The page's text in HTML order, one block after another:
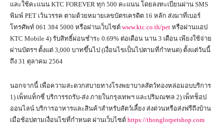
และใช้คะแนน KTC FOREVER ทุก 500 คะแนน โดยลงทะเบียนผ่าน SMS
พิมพ์ PET เว้นวรรค ตามด้วยหมายเลขบัตรเครดิต 16 หลัก ส่งมาที่เบอร์
โทรศัพท์ 061 384 5000 หรือผ่านเว็บไซต์ www.ktc.co.th/pet หรือผ่านแอป
KTC Mobile 4) รับสิทธิ์ผ่อนชำระ 0.69% ต่อเดือน นาน 3 เดือน เพียงใช้จ่าย
ผ่านบัตรฯ ตั้งแต่ 3,000 บาทขึ้นไป (เงื่อนไขเป็นไปตามที่กำหนด) ตั้งแต่วันนี้
ถึง 31 ตุลาคม 2564
นอกจากนี้ เพื่อความสะดวกสบายทางโรงพยาบาลสัตว์ทองหล่อมอบบริการ
1) เพ็ทแท็กซี่ บริการรถรับ-ส่ง ภายในกรุงเทพฯ และปริมณฑล 2) เพ็ทช็อป
ออนไลน์ บริการอาหารและสินค้าสำหรับสัตว์เลี้ยง ส่งด่วนหรือส่งฟรีถึงบ้าน
เมื่อช้อปตามเงื่อนไขที่กำหนด ผ่านเว็บไซต์ https://thonglorpetshop.com